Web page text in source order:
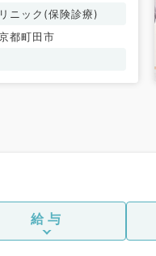
内科、呼吸器内科、消化
科、内分泌・代謝内
腎臓内科、老年内科、
内科、膠原病科
ニック(保険診療)
都町田市
給与